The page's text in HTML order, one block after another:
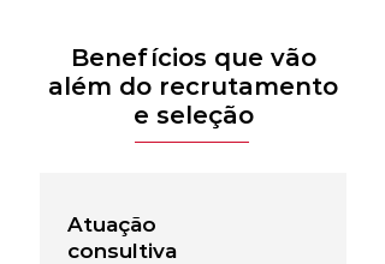
Benefícios que vão
além do recrutamento
e seleção
Atuação
consultiva